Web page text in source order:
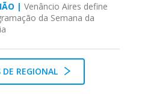
|Venâncio Aires define
da Semana da
DE REGIONAL